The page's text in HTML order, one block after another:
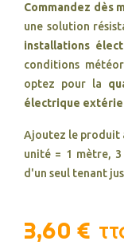
Commandez dès
une solution
installations
conditions
optez pour la
électrique
Ajoutez le produit
unité = 1 mètre,
d'un seul tenant
3,60 €